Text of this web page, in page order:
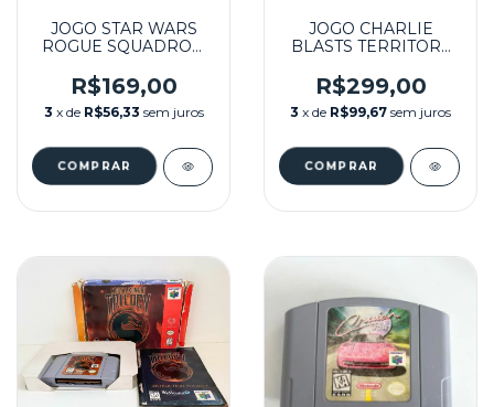
JOGO STAR WARS
ROGUE SQUADRON
NINTENDO 64
R$169,00
3 x de R$56,33 sem juros
JOGO CHARLIE
BLASTS TERRITORY
R$299,00
3 x de R$99,67 sem juros